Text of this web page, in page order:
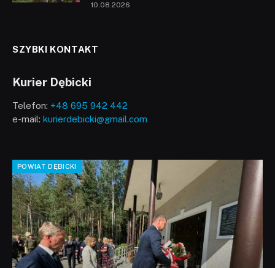
10.08.2026
SZYBKI KONTAKT
Kurier Dębicki
Telefon: +48 695 942 442
e-mail: kurierdebicki@gmail.com
POWIAT DĘBICKI